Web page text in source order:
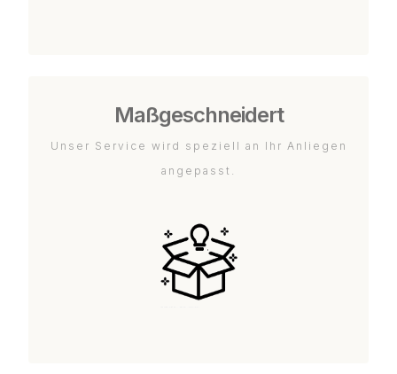
Maßgeschneidert
Unser Service wird speziell an Ihr Anliegen
angepasst.